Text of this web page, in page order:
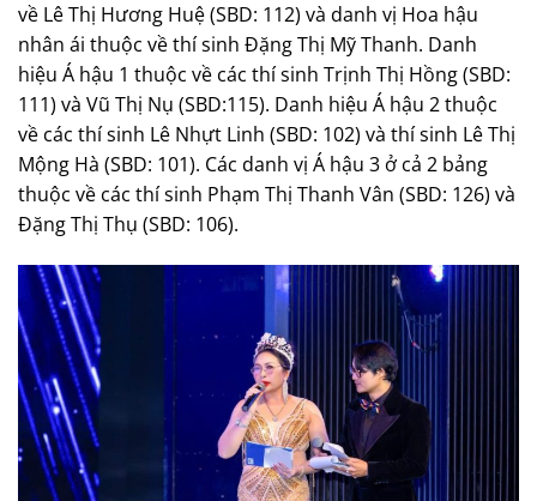
về Lê Thị Hương Huệ (SBD: 112) và danh vị Hoa hậu
nhân ái thuộc về thí sinh Đặng Thị Mỹ Thanh. Danh
hiệu Á hậu 1 thuộc về các thí sinh Trịnh Thị Hồng (SBD:
111) và Vũ Thị Nụ (SBD:115). Danh hiệu Á hậu 2 thuộc
về các thí sinh Lê Nhựt Linh (SBD: 102) và thí sinh Lê Thị
Mộng Hà (SBD: 101). Các danh vị Á hậu 3 ở cả 2 bảng
thuộc về các thí sinh Phạm Thị Thanh Vân (SBD: 126) và
Đặng Thị Thụ (SBD: 106).